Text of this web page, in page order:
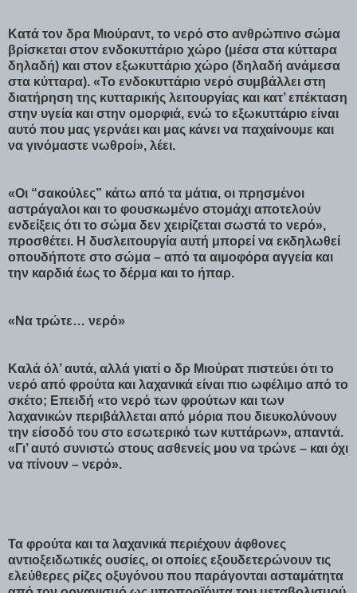
Κατά τον δρα Μιούραντ, το νερό στο ανθρώπινο σώμα
βρίσκεται στον ενδοκυττάριο χώρο (μέσα στα κύτταρα
δηλαδή) και στον εξωκυττάριο χώρο (δηλαδή ανάμεσα
στα κύτταρα). «Το ενδοκυττάριο νερό συμβάλλει στη
διατήρηση της κυτταρικής λειτουργίας και κατ’ επέκταση
στην υγεία και στην ομορφιά, ενώ το εξωκυττάριο είναι
αυτό που μας γερνάει και μας κάνει να παχαίνουμε και
να γινόμαστε νωθροί», λέει.
«Οι “σακούλες” κάτω από τα μάτια, οι πρησμένοι
αστράγαλοι και το φουσκωμένο στομάχι αποτελούν
ενδείξεις ότι το σώμα δεν χειρίζεται σωστά το νερό»,
προσθέτει. Η δυσλειτουργία αυτή μπορεί να εκδηλωθεί
οπουδήποτε στο σώμα – από τα αιμοφόρα αγγεία και
την καρδιά έως το δέρμα και το ήπαρ.
«Να τρώτε… νερό»
Καλά όλ’ αυτά, αλλά γιατί ο δρ Μιούρατ πιστεύει ότι το
νερό από φρούτα και λαχανικά είναι πιο ωφέλιμο από το
σκέτο; Επειδή «το νερό των φρούτων και των
λαχανικών περιβάλλεται από μόρια που διευκολύνουν
την είσοδό του στο εσωτερικό των κυττάρων», απαντά.
«Γι’ αυτό συνιστώ στους ασθενείς μου να τρώνε – και όχι
να πίνουν – νερό».
Τα φρούτα και τα λαχανικά περιέχουν άφθονες
αντιοξειδωτικές ουσίες, οι οποίες εξουδετερώνουν τις
ελεύθερες ρίζες οξυγόνου που παράγονται ασταμάτητα